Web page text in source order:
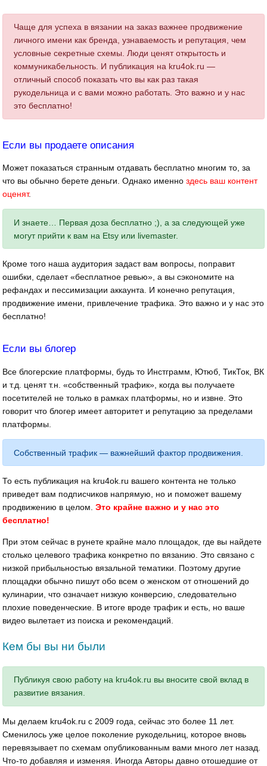
Чаще для успеха в вязании на заказ важнее продвижение
личного имени как бренда, узнаваемость и репутация, чем
условные секретные схемы. Люди ценят открытость и
коммуникабельность. И публикация на kru4ok.ru —
отличный способ показать что вы как раз такая
рукодельница и с вами можно работать. Это важно и у нас
это бесплатно!
Если вы продаете описания
Может показаться странным отдавать бесплатно многим то, за
что вы обычно берете деньги. Однако именноздесь ваш контент
оценят.
И знаете… Первая доза бесплатно ;), а за следующей уже
могут прийти к вам на Etsy или livemaster.
Кроме того наша аудитория задаст вам вопросы, поправит
ошибки, сделает «бесплатное ревью», а вы сэкономите на
рефандах и пессимизации аккаунта. И конечно репутация,
продвижение имени, привлечение трафика. Это важно и у нас это
бесплатно!
Если вы блогер
Все блогерские платформы, будь то Инстграмм, Ютюб, ТикТок, ВК
и т.д. ценят т.н. «собственный трафик», когда вы получаете
посетителей не только в рамках платформы, но и извне. Это
говорит что блогер имеет авторитет и репутацию за пределами
платформы.
Собственный трафик — важнейший фактор продвижения.
То есть публикация на kru4ok.ru вашего контента не только
приведет вам подписчиков напрямую, но и поможет вашему
продвижению в целом.Это крайне важно и у нас это
бесплатно!
При этом сейчас в рунете крайне мало площадок, где вы найдете
столько целевого трафика конкретно по вязанию. Это связано с
низкой прибыльностью вязальной тематики. Поэтому другие
площадки обычно пишут обо всем о женском от отношений до
кулинарии, что означает низкую конверсию, следовательно
плохие поведенческие. В итоге вроде трафик и есть, но ваше
видео вылетает из поиска и рекомендаций.
Кем бы вы ни были
Публикуя свою работу на kru4ok.ru вы вносите свой вклад в
развитие вязания.
Мы делаем kru4ok.ru с 2009 года, сейчас это более 11 лет.
Сменилось уже целое поколение рукодельниц, которое вновь
перевязывает по схемам опубликованным вами много лет назад.
Что-то добавляя и изменяя. Иногда Авторы давно отошедшие от